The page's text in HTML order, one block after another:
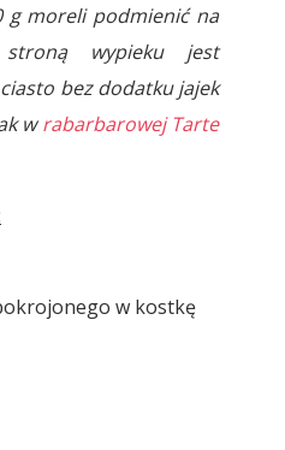
g moreli podmienić na
wypieku jest
bez dodatku jajek
wrabarbarowej Tarte
w kostkę